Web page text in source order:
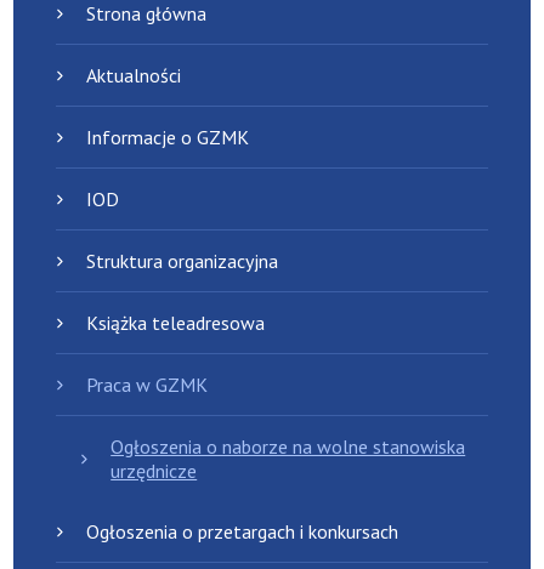
Strona główna
Aktualności
Informacje o GZMK
IOD
Struktura organizacyjna
Książka teleadresowa
Praca w GZMK
Ogłoszenia o naborze na wolne stanowiska
urzędnicze
Ogłoszenia o przetargach i konkursach